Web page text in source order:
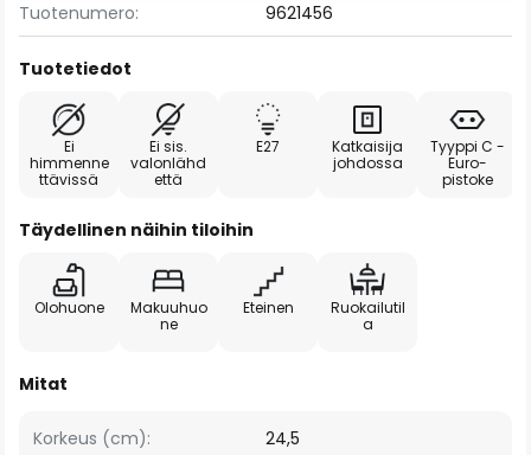
Tuotenumero:
9621456
Tuotetiedot
Ei
himmenne
ttävissä
Ei sis.
valonlähd
että
E27
Katkaisija
johdossa
Tyyppi C -
Euro-
pistoke
Täydellinen näihin tiloihin
Olohuone
Makuuhuo
ne
Eteinen
Ruokailutil
a
Mitat
Korkeus (cm):
24,5